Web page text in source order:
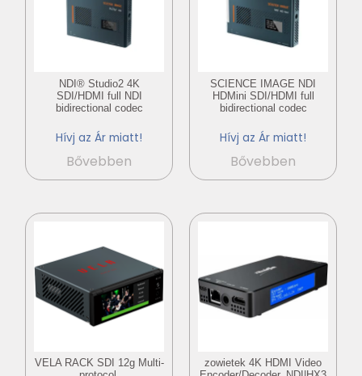
NDI® Studio2 4K
SDI/HDMI full NDI
bidirectional codec
Hívj az Ár miatt!
Bővebben
SCIENCE IMAGE NDI
HDMini SDI/HDMI full
bidirectional codec
Hívj az Ár miatt!
Bővebben
VELA RACK SDI 12g Multi-
zowietek 4K HDMI Video